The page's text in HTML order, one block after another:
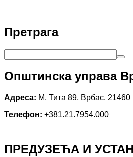
Претрага
Општинска управа
Адреса: М. Тита 89, Врбас, 21460
Телефон: +381.21.7954.000
ПРЕДУЗЕЋА И